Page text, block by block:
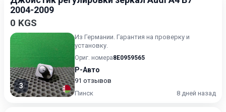
2004-2009
0 KGS
3
Из Германии. Гарантия на проверку и
установку.
Ориг. номера8E0959565
Р-Авто
91 отзывов
Пинск
8 дней назад